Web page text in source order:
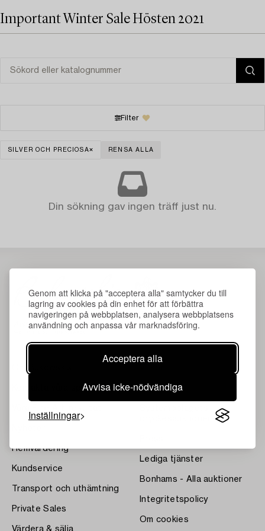
Genom att klicka på "acceptera alla" samtycker du till
lagring av cookies på din enhet för att förbättra
navigeringen på webbplatsen, analysera webbplatsens
användning och anpassa vår marknadsföring.
Acceptera alla
Avvisa icke-nödvändiga
Inställningar
Important Winter Sale Hösten 2021
Filter
SILVER OCH PRECIOSA RENSA ALLA
Din sökning gav ingen träff just nu.
Kontakta våra specialister
Hemvärdering
Kundservice
Transport och uthämtning
Private Sales
Värdera & sälja
Bukipedia
Lediga tjänster
Bonhams - Alla auktioner
Integritetspolicy
Om cookies